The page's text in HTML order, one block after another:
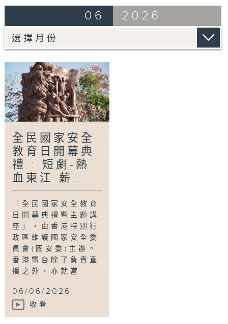
Tag: National Security,熱血東江 薪火相
全民國家安全教育日開幕典禮
06 2026
全民國家安全
教育日開幕典
禮 : 短劇-熱
血東江 薪...
「全民國家安全教育
日開幕典禮暨主題講
座」，由香港特別行
政區維護國家安全委
員會(國安委)主辦。
香港電台除了負責直
播之外，亦就當...
06/06/2026
收看